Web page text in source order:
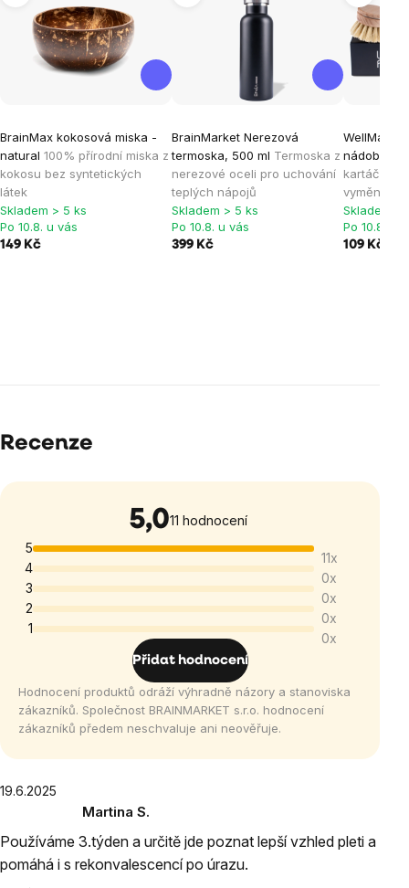
BrainMax kokosová miska -
natural 100% přírodní miska z
kokosu bez syntetických
látek
Skladem > 5 ks
Po 10.8. u vás
149 Kč
BrainMarket Nerezová
termoska, 500 ml Termoska z
nerezové oceli pro uchování
teplých nápojů
Skladem > 5 ks
Po 10.8. u vás
399 Kč
WellMax®
nádobí
kartáč na
Skladem >
Po 10.8. u
109 Kč
Recenze
5,0Průměrné
hodnocení
produktu
je
5,0
z
5
11 hodnocení
5
11x
4
0x
3
0x
2
0x
1
0x
Přidat hodnocení
Hodnocení produktů odráží výhradně názory a stanoviska
zákazníků. Společnost BRAINMARKET s.r.o. hodnocení
zákazníků předem neschvaluje ani neověřuje.
Výpis
hodnoceníMartina S.
produktu
je
19.6.2025
Používáme 3.týden a určitě jde poznat lepší vzhled pleti a
pomáhá i s rekonvalescencí po úrazu.